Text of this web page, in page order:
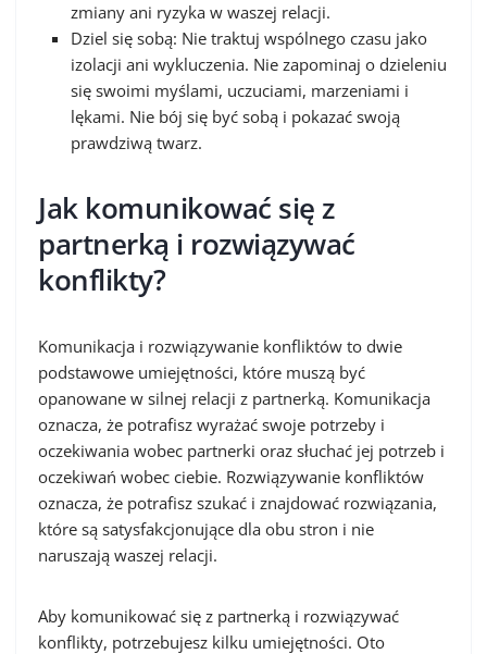
zmiany ani ryzyka w waszej relacji.
Dziel się sobą: Nie traktuj wspólnego czasu jako
izolacji ani wykluczenia. Nie zapominaj o dzieleniu
się swoimi myślami, uczuciami, marzeniami i
lękami. Nie bój się być sobą i pokazać swoją
prawdziwą twarz.
Jak komunikować się z
partnerką i rozwiązywać
konflikty?
Komunikacja i rozwiązywanie konfliktów to dwie
podstawowe umiejętności, które muszą być
opanowane w silnej relacji z partnerką. Komunikacja
oznacza, że potrafisz wyrażać swoje potrzeby i
oczekiwania wobec partnerki oraz słuchać jej potrzeb i
oczekiwań wobec ciebie. Rozwiązywanie konfliktów
oznacza, że potrafisz szukać i znajdować rozwiązania,
które są satysfakcjonujące dla obu stron i nie
naruszają waszej relacji.
Aby komunikować się z partnerką i rozwiązywać
konflikty, potrzebujesz kilku umiejętności. Oto